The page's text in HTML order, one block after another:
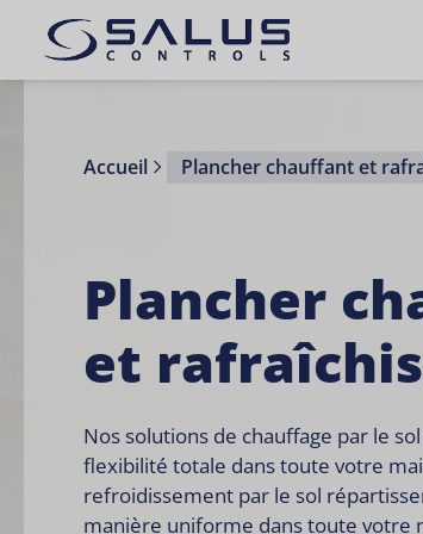
Accueil Plancher chauffant et
Plancher
et
Nos solutions de chauffage par le
flexibilité totale dans toute votre
refroidissement par le sol
manière uniforme dans toute votre